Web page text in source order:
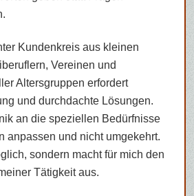
Kundenkreis aus kleinen
Vereinen und
Altersgruppen erfordert
und durchdachte Lösungen.
an die speziellen Bedürfnisse
anpassen und nicht umgekehrt.
sondern macht für mich den
Tätigkeit aus.